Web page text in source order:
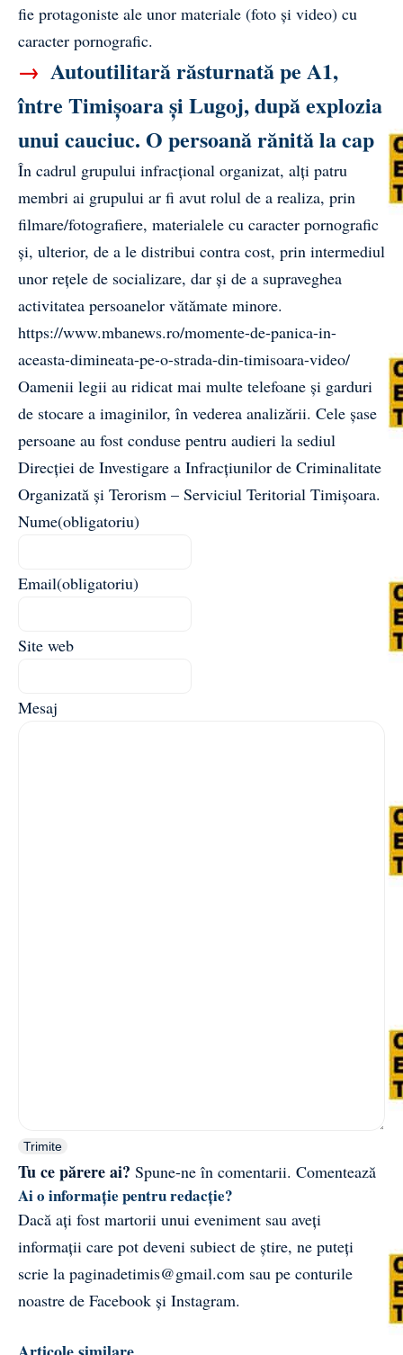
fie protagoniste ale unor materiale (foto și video) cu
caracter pornografic.
→ Autoutilitară răsturnată pe A1,
între Timișoara și Lugoj, după explozia
unui cauciuc. O persoană rănită la cap
În cadrul grupului infracțional organizat, alți patru
membri ai grupului ar fi avut rolul de a realiza, prin
filmare/fotografiere, materialele cu caracter pornografic
și, ulterior, de a le distribui contra cost, prin intermediul
unor rețele de socializare, dar și de a supraveghea
activitatea persoanelor vătămate minore.
https://www.mbanews.ro/momente-de-panica-in-
aceasta-dimineata-pe-o-strada-din-timisoara-video/
Oamenii legii au ridicat mai multe telefoane și garduri
de stocare a imaginilor, în vederea analizării. Cele șase
persoane au fost conduse pentru audieri la sediul
Direcției de Investigare a Infracțiunilor de Criminalitate
Organizată și Terorism – Serviciul Teritorial Timișoara.
Nume(obligatoriu)
Email(obligatoriu)
Site web
Mesaj
Trimite
Tu ce părere ai? Spune-ne în comentarii. Comentează
Ai o informație pentru redacție?
Dacă ați fost martorii unui eveniment sau aveți
informații care pot deveni subiect de știre, ne puteți
scrie la paginadetimis@gmail.com sau pe conturile
noastre de Facebook și Instagram.